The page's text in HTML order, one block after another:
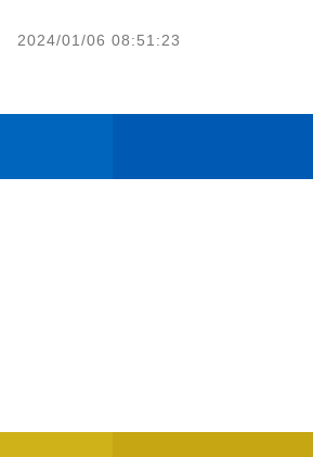
2024/01/06 08:51:23